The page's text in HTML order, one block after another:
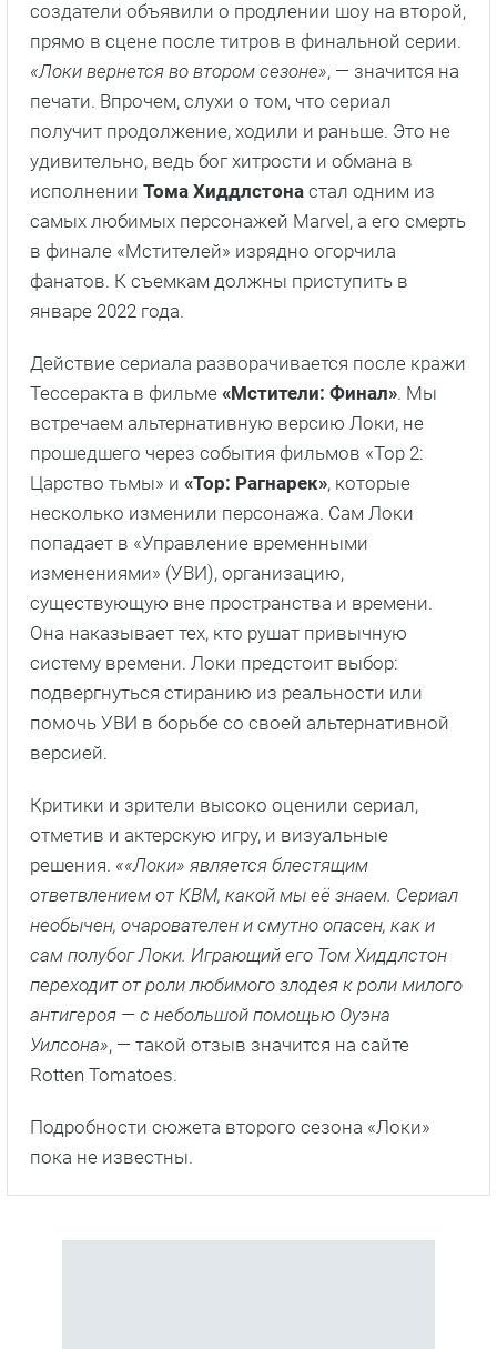
создатели объявили о продлении шоу на второй,
прямо в сцене после титров в финальной серии.
«Локи вернется во втором сезоне», — значится на
печати. Впрочем, слухи о том, что сериал
получит продолжение, ходили и раньше. Это не
удивительно, ведь бог хитрости и обмана в
исполнении Тома Хиддлстона стал одним из
самых любимых персонажей Marvel, а его смерть
в финале «Мстителей» изрядно огорчила
фанатов. К съемкам должны приступить в
январе 2022 года.
Действие сериала разворачивается после кражи
Тессеракта в фильме «Мстители: Финал». Мы
встречаем альтернативную версию Локи, не
прошедшего через события фильмов «Тор 2:
Царство тьмы» и «Тор: Рагнарек», которые
несколько изменили персонажа. Сам Локи
попадает в «Управление временными
изменениями» (УВИ), организацию,
существующую вне пространства и времени.
Она наказывает тех, кто рушат привычную
систему времени. Локи предстоит выбор:
подвергнуться стиранию из реальности или
помочь УВИ в борьбе со своей альтернативной
версией.
Критики и зрители высоко оценили сериал,
отметив и актерскую игру, и визуальные
решения. ««Локи» является блестящим
ответвлением от КВМ, какой мы её знаем. Сериал
необычен, очарователен и смутно опасен, как и
сам полубог Локи. Играющий его Том Хиддлстон
переходит от роли любимого злодея к роли милого
антигероя — с небольшой помощью Оуэна
Уилсона», — такой отзыв значится на сайте
Rotten Tomatoes.
Подробности сюжета второго сезона «Локи»
пока не известны.